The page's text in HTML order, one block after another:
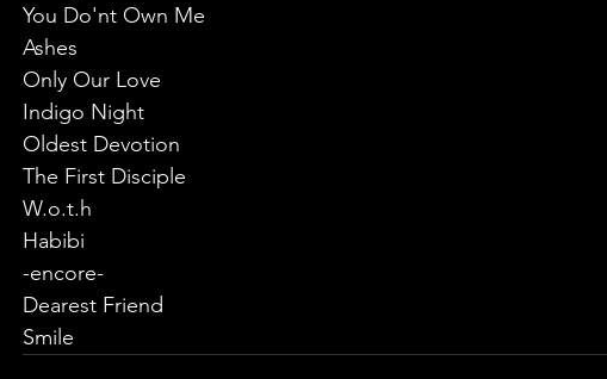
You Do'nt Own Me
Ashes
Only Our Love
Indigo Night
Oldest Devotion
The First Disciple
W.o.t.h
Habibi
-encore-
Dearest Friend
Smile